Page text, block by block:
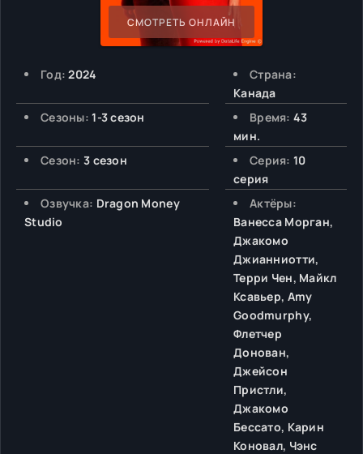
СМОТРЕТЬ ОНЛАЙН
Год: 2024
Страна:
Канада
Сезоны: 1-3 сезон Время: 43
мин.
Сезон: 3 сезон Серия: 10
серия
Озвучка: Dragon Money
Studio
Актёры:
Ванесса Морган,
Джакомо
Джианниотти,
Терри Чен, Майкл
Ксавьер, Amy
Goodmurphy,
Флетчер
Донован,
Джейсон
Пристли,
Джакомо
Бессато, Карин
Коновал, Чэнс